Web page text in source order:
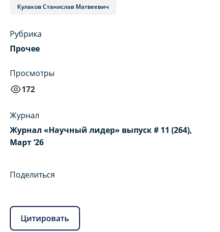
Кулаков Станислав Матвеевич
Рубрика
Прочее
Просмотры
172
Журнал
Журнал «Научный лидер» выпуск # 11 (264),
Март ‘26
Поделиться
Цитировать